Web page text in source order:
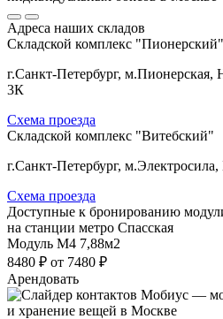
Адреса наших складов
Складской комплекс "Пионерский"
г.Санкт-Петербург, м.Пионерская,
3К
Схема проезда
Складской комплекс "Витебский"
г.Санкт-Петербург,
Схема проезда
Доступные к бронированию
на станции метро Спасская
Модуль М4 7,88м2
8480 ₽ от 7480 ₽
Арендовать